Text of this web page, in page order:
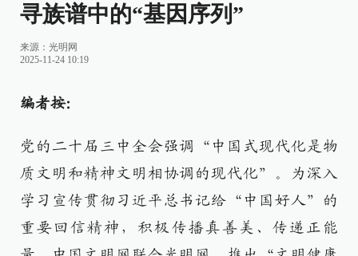
寻族谱中的“基因序列”
来源： 光明网
2025-11-24 10:19
编者按：
党的二十届三中全会强调“中国式现代化是物
质文明和精神文明相协调的现代化”。为深入
学习宣传贯彻习近平总书记给“中国好人”的
重要回信精神，积极传播真善美、传递正能